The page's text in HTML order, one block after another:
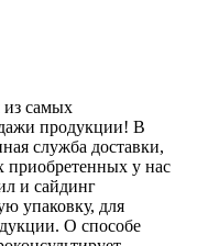
из самых
продукции! В
служба доставки,
приобретенных у нас
и сайдинг
упаковку, для
О способе